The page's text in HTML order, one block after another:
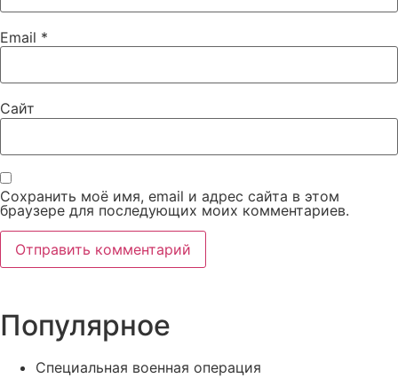
Email *
Сайт
Сохранить моё имя, email и адрес сайта в этом
браузере для последующих моих комментариев.
Популярное
Специальная военная операция